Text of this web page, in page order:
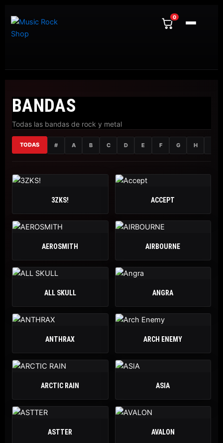
contenido
0
BANDAS
Todas las bandas de rock y metal
TODAS # A B C D E F G H
3ZKS! ACCEPT
AEROSMITH AIRBOURNE
ALL SKULL ANGRA
ANTHRAX ARCH ENEMY
ARCTIC RAIN ASIA
ASTTER AVALON